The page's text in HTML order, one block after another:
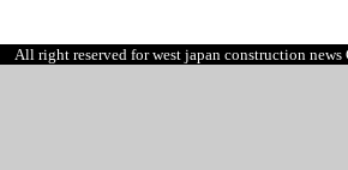
All right reserved for west japan construction